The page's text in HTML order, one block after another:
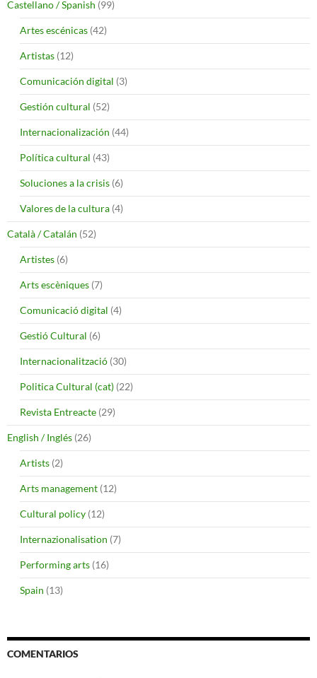
Castellano / Spanish (99)
Artes escénicas (42)
Artistas (12)
Comunicación digital (3)
Gestión cultural (52)
Internacionalización (44)
Política cultural (43)
Soluciones a la crisis (6)
Valores de la cultura (4)
Català / Catalán (52)
Artistes (6)
Arts escèniques (7)
Comunicació digital (4)
Gestió Cultural (6)
Internacionalització (30)
Politica Cultural (cat) (22)
Revista Entreacte (29)
English / Inglés (26)
Artists (2)
Arts management (12)
Cultural policy (12)
Internazionalisation (7)
Performing arts (16)
Spain (13)
COMENTARIOS